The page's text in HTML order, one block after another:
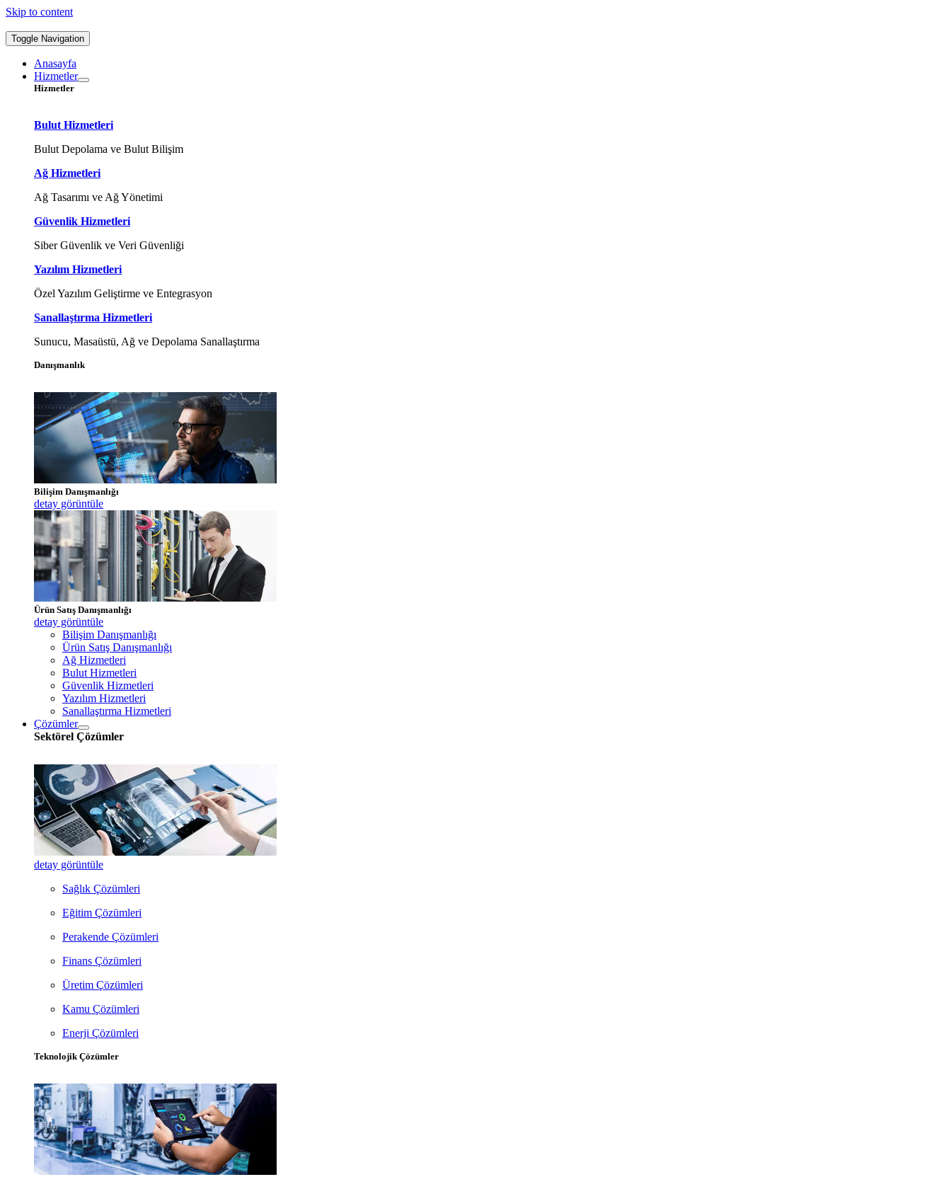
Skip to content
Toggle Navigation
Anasayfa
Hizmetler
Hizmetler
Bulut Hizmetleri
Bulut Depolama ve Bulut Bilişim
Ağ Hizmetleri
Ağ Tasarımı ve Ağ Yönetimi
Güvenlik Hizmetleri
Siber Güvenlik ve Veri Güvenliği
Yazılım Hizmetleri
Özel Yazılım Geliştirme ve Entegrasyon
Sanallaştırma Hizmetleri
Sunucu, Masaüstü, Ağ ve Depolama Sanallaştırma
Danışmanlık
Bilişim Danışmanlığı
detay görüntüle
Ürün Satış Danışmanlığı
detay görüntüle
Bilişim Danışmanlığı
Ürün Satış Danışmanlığı
Ağ Hizmetleri
Bulut Hizmetleri
Güvenlik Hizmetleri
Yazılım Hizmetleri
Sanallaştırma Hizmetleri
Çözümler
Sektörel Çözümler
detay görüntüle
Sağlık Çözümleri
Eğitim Çözümleri
Perakende Çözümleri
Finans Çözümleri
Üretim Çözümleri
Kamu Çözümleri
Enerji Çözümleri
Teknolojik Çözümler